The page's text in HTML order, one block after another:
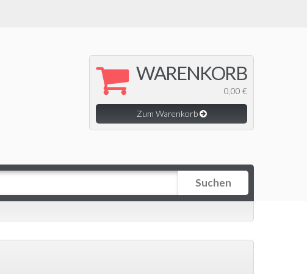
WARENKORB
0,00 €
Zum Warenkorb
Suchen